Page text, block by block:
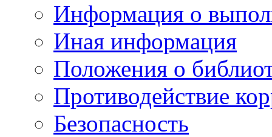
Информация о
Иная информация
Положения о
Противодействие
Безопасность